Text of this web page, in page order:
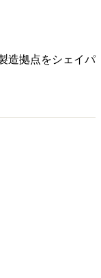
造拠点をシェイパ